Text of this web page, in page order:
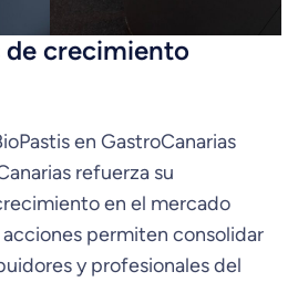
crecimiento
en GastroCanarias
refuerza su
en el mercado
permiten consolidar
y profesionales del